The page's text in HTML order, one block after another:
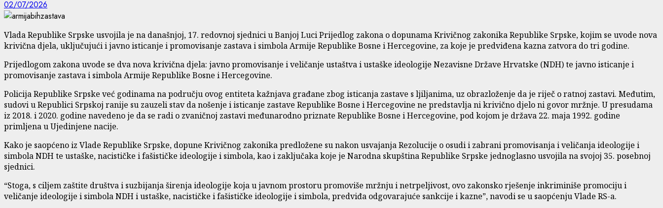
02/07/2026
Vlada Republike Srpske usvojila je na današnjoj, 17. redovnoj sjednici u Banjoj Luci Prijedlog zakona o dopunama Krivičnog zakonika Republike Srpske, kojim se uvode nova
krivična djela, uključujući i javno isticanje i promovisanje zastava i simbola Armije Republike Bosne i Hercegovine, za koje je predviđena kazna zatvora do tri godine.
Prijedlogom zakona uvode se dva nova krivična djela: javno promovisanje i veličanje ustaštva i ustaške ideologije Nezavisne Države Hrvatske (NDH) te javno isticanje i
promovisanje zastava i simbola Armije Republike Bosne i Hercegovine.
Policija Republike Srpske već godinama na području ovog entiteta kažnjava građane zbog isticanja zastave s ljiljanima, uz obrazloženje da je riječ o ratnoj zastavi. Međutim,
sudovi u Republici Srpskoj ranije su zauzeli stav da nošenje i isticanje zastave Republike Bosne i Hercegovine ne predstavlja ni krivično djelo ni govor mržnje. U presudama
iz 2018. i 2020. godine navedeno je da se radi o zvaničnoj zastavi međunarodno priznate Republike Bosne i Hercegovine, pod kojom je država 22. maja 1992. godine
primljena u Ujedinjene nacije.
Kako je saopćeno iz Vlade Republike Srpske, dopune Krivičnog zakonika predložene su nakon usvajanja Rezolucije o osudi i zabrani promovisanja i veličanja ideologije i
simbola NDH te ustaške, nacističke i fašističke ideologije i simbola, kao i zaključaka koje je Narodna skupština Republike Srpske jednoglasno usvojila na svojoj 35. posebnoj
sjednici.
“Stoga, s ciljem zaštite društva i suzbijanja širenja ideologije koja u javnom prostoru promoviše mržnju i netrpeljivost, ovo zakonsko rješenje inkriminiše promociju i
veličanje ideologije i simbola NDH i ustaške, nacističke i fašističke ideologije i simbola, predviđa odgovarajuće sankcije i kazne”, navodi se u saopćenju Vlade RS-a.